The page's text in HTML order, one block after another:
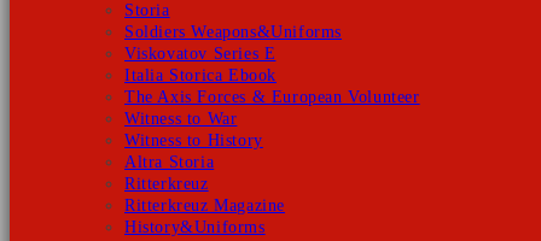
Storia
Soldiers Weapons&Uniforms
Viskovatov Series E
Italia Storica Ebook
The Axis Forces & European Volunteer
Witness to War
Witness to History
Altra Storia
Ritterkreuz
Ritterkreuz Magazine
History&Uniforms